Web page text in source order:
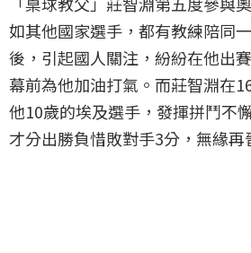
如其他國家選手，都有教練陪同
後，引起國人關注，紛紛在他出
幕前為他加油打氣。而莊智淵在
他10歲的埃及選手，發揮拼鬥不
才分出勝負惜敗對手3分，無緣再